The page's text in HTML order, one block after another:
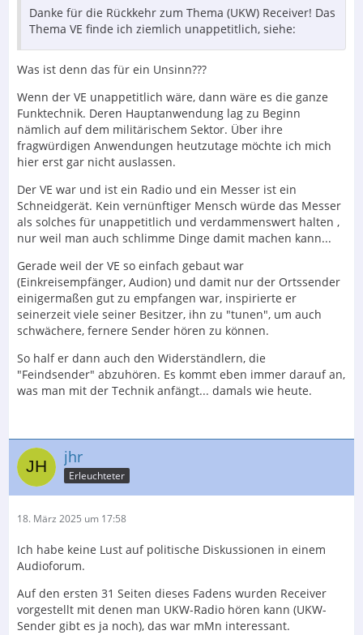
Danke für die Rückkehr zum Thema (UKW) Receiver! Das
Thema VE finde ich ziemlich unappetitlich, siehe:
Was ist denn das für ein Unsinn???
Wenn der VE unappetitlich wäre, dann wäre es die ganze
Funktechnik. Deren Hauptanwendung lag zu Beginn
nämlich auf dem militärischem Sektor. Über ihre
fragwürdigen Anwendungen heutzutage möchte ich mich
hier erst gar nicht auslassen.
Der VE war und ist ein Radio und ein Messer ist ein
Schneidgerät. Kein vernünftiger Mensch würde das Messer
als solches für unappetitlich und verdammenswert halten ,
nur weil man auch schlimme Dinge damit machen kann...
Gerade weil der VE so einfach gebaut war
(Einkreisempfänger, Audion) und damit nur der Ortssender
einigermaßen gut zu empfangen war, inspirierte er
seinerzeit viele seiner Besitzer, ihn zu "tunen", um auch
schwächere, fernere Sender hören zu können.
So half er dann auch den Widerständlern, die
"Feindsender" abzuhören. Es kommt eben immer darauf an,
was man mit der Technik anfängt... damals wie heute.
jhr
Erleuchteter
18. März 2025 um 17:58
Ich habe keine Lust auf politische Diskussionen in einem
Audioforum.
Auf den ersten 31 Seiten dieses Fadens wurden Receiver
vorgestellt mit denen man UKW-Radio hören kann (UKW-
Sender gibt es ja noch), das war mMn interessant.